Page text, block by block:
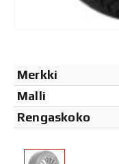
Merkki
Malli
Rengaskoko